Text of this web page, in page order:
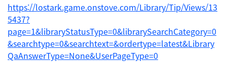
https://lostark.game.onstove.com/Library/Tip/Views/13
5437?
page=1&libraryStatusType=0&librarySearchCategory=0
&searchtype=0&searchtext=&ordertype=latest&Library
QaAnswerType=None&UserPageType=0